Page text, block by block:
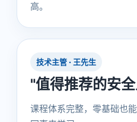
高。
技术主管 · 王先生
"值得推荐的安
课程体系完整，零基础也